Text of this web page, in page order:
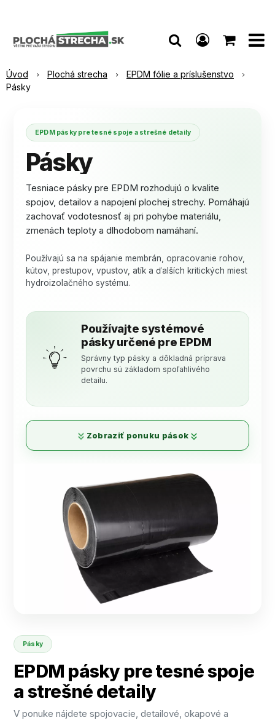
Úvod Plochá strecha
EPDM fólie a príslušenstvo
Pásky
EPDM pásky pre tesné spoje a strešné detaily
Pásky
Tesniace pásky pre EPDM rozhodujú o kvalite
spojov, detailov a napojení plochej strechy. Pomáhajú
zachovať vodotesnosť aj pri pohybe materiálu,
zmenách teploty a dlhodobom namáhaní.
Používajú sa na spájanie membrán, opracovanie rohov,
kútov, prestupov, vpustov, atík a ďalších kritických miest
hydroizolačného systému.
Používajte systémové
pásky určené pre EPDM
Správny typ pásky a dôkladná príprava
povrchu sú základom spoľahlivého
detailu.
Zobraziť ponuku pások
Pásky
EPDM pásky pre tesné spoje
a strešné detaily
V ponuke nájdete spojovacie, detailové, okapové a